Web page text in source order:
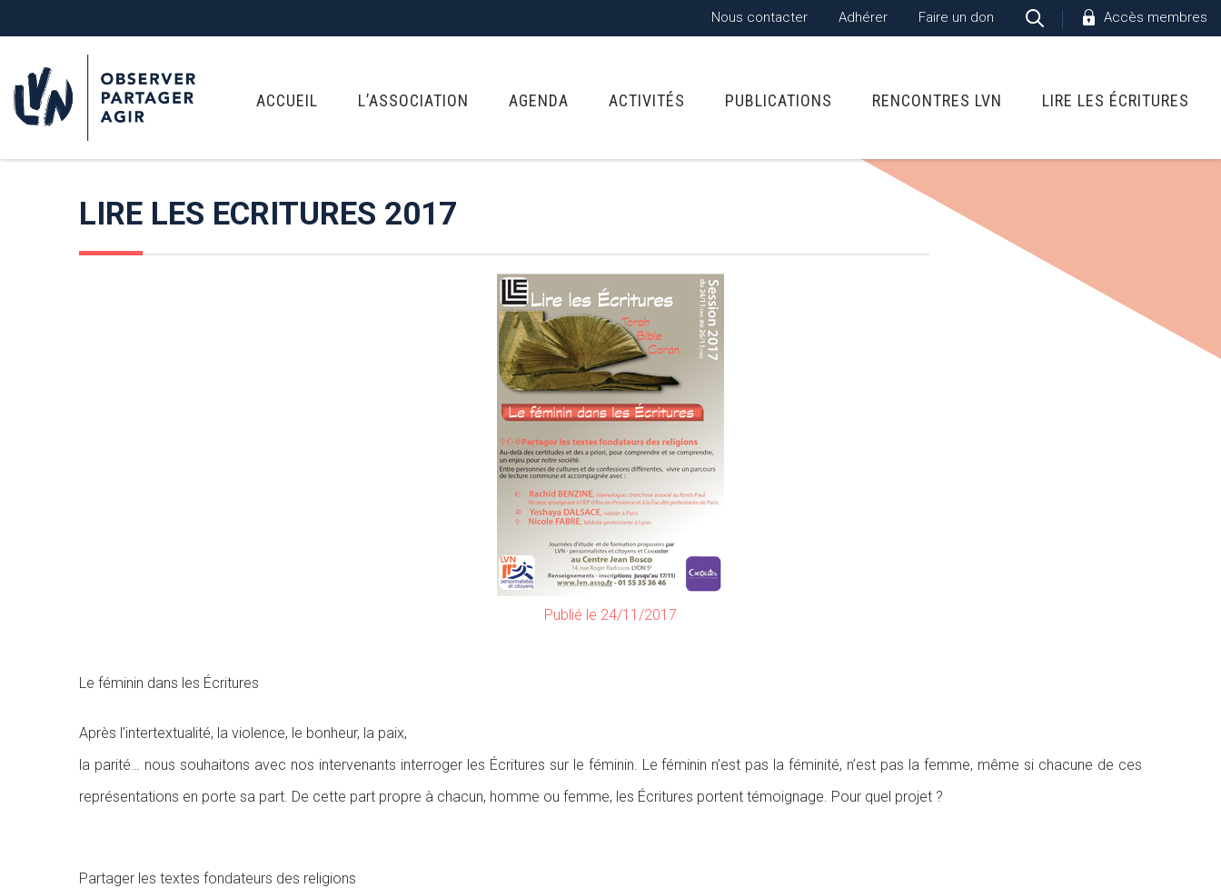
Nous contacter Adhérer Faire un don Accès membres
ACCUEIL L’ASSOCIATION AGENDA ACTIVITÉS PUBLICATIONS RENCONTRES LVN LIRE LES ÉCRITURES
LIRE LES ECRITURES 2017
Publié le 24/11/2017
Le féminin dans les Écritures
Après l’intertextualité, la violence, le bonheur, la paix,
la parité… nous souhaitons avec nos intervenants interroger les Écritures sur le féminin. Le féminin n’est pas la féminité, n’est pas la femme, même si chacune de ces
représentations en porte sa part. De cette part propre à chacun, homme ou femme, les Écritures portent témoignage. Pour quel projet ?
Partager les textes fondateurs des religions